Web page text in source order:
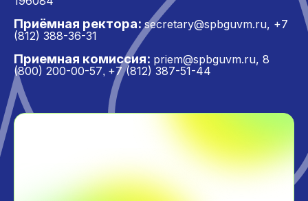
Приёмная ректора: secretary@spbguvm.ru, +7
(812) 388-36-31
Приемная комиссия: priem@spbguvm.ru, 8
(800) 200-00-57, +7 (812) 387-51-44